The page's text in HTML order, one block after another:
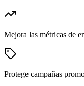
Mejora las métricas de
Protege campañas